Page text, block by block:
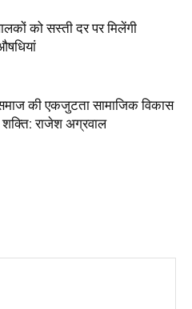
को सस्ती दर पर मिलेंगी
की एकजुटता सामाजिक विकास
राजेश अग्रवाल